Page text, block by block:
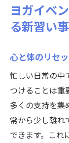
ヨガイベ
る新習い事
心と体のリセ
忙しい日常の中
つけることは重
多くの支持を集
常から少し離れ
できます。これ